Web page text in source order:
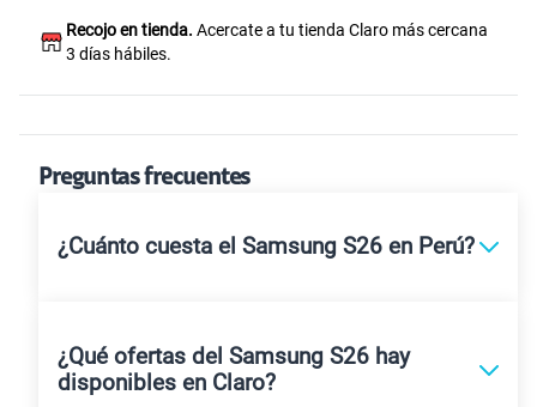
Recojo en tienda. Acercate a tu tienda Claro más cercana
3 días hábiles.
Preguntas frecuentes
¿Cuánto cuesta el Samsung S26 en Perú?
¿Qué ofertas del Samsung S26 hay
disponibles en Claro?